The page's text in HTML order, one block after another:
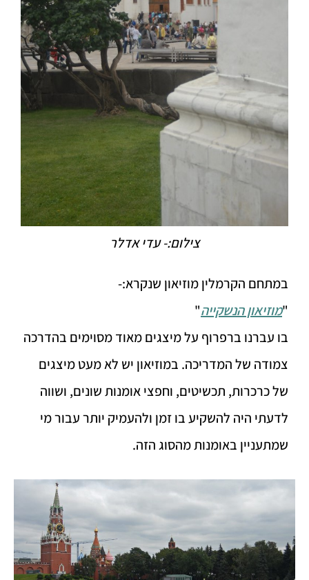
צילום:- עדי אדלר
במתחם הקרמלין מוזיאון שנקרא:-
"מוזיאון הנשקייה"
בו עברנו ברפרוף על מיצגים מאוד מסוימים בהדרכה
צמודה של המדריכה. במוזיאון יש לא מעט מיצגים
של כרכרות, תכשיטים, וחפצי אומנות שונים, ושווה
לדעתי היה להשקיע בו זמן ולהעמיק יותר עבור מי
שמתעניין באומנות מהסוג הזה.